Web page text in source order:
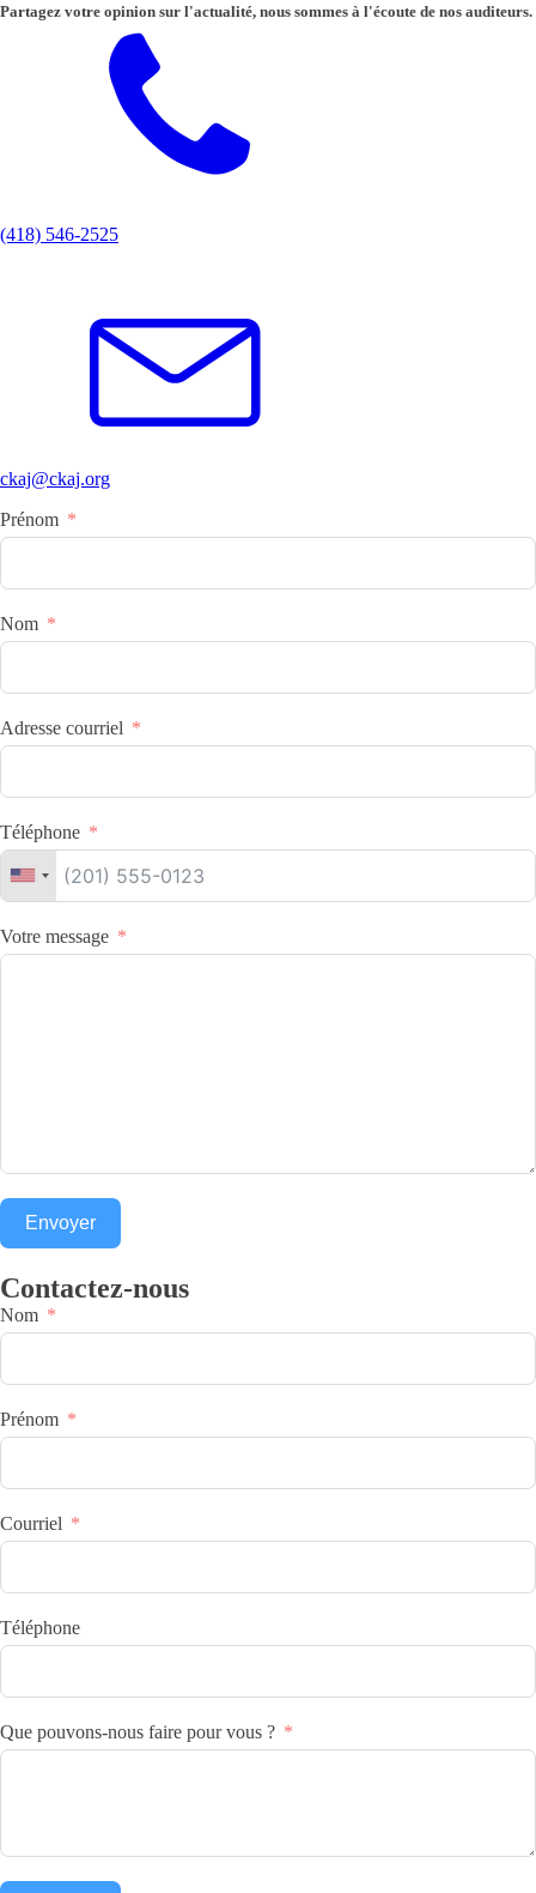
Partagez votre opinion sur l'actualité, nous sommes à l'écoute de nos auditeurs.
(418) 546-2525
ckaj@ckaj.org
Prénom
Nom
Adresse courriel
Téléphone
Votre message
Envoyer
Contactez-nous
Nom
Prénom
Courriel
Téléphone
Que pouvons-nous faire pour vous ?